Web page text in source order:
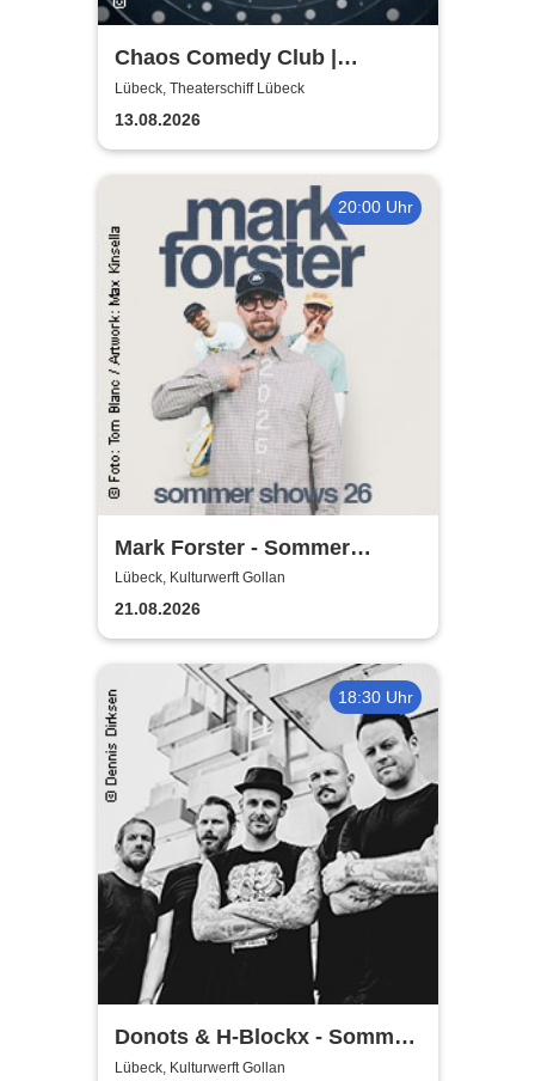
Chaos Comedy Club |
Theaterschiff Lübeck
Lübeck, Theaterschiff Lübeck
13.08.2026
20:00 Uhr
Mark Forster - Sommer
Shows 2026
Lübeck, Kulturwerft Gollan
21.08.2026
18:30 Uhr
Donots & H-Blockx - Sommer
Shows 2026
Lübeck, Kulturwerft Gollan